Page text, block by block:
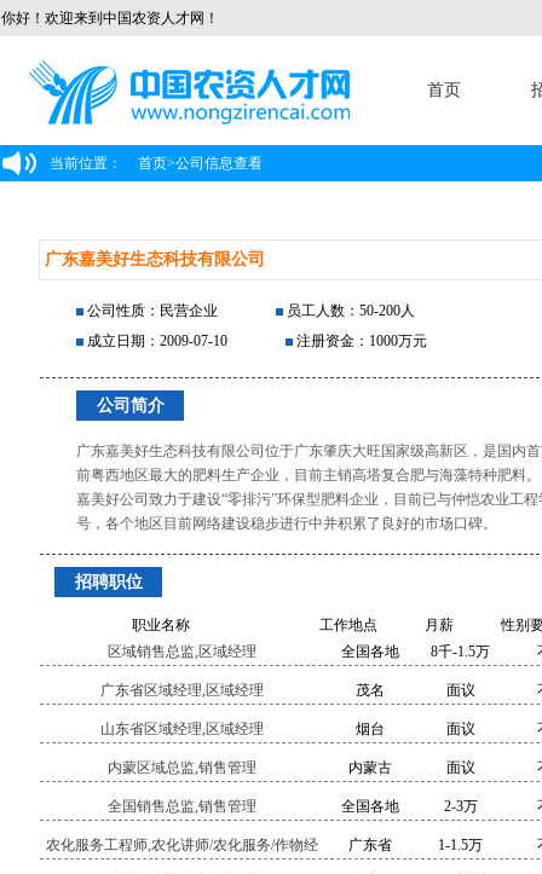
你好！欢迎来到中国农资人才网！
首页
当前位置： 首页>公司信息查看
广东嘉美好生态科技有限公司
公司性质：民营企业
员工人数：50-200人
成立日期：2009-07-10
注册资金：1000万元
公司简介
广东嘉美好生态科技有限公司位于广东肇庆大旺国家级高新区，是国内
前粤西地区最大的肥料生产企业，目前主销高塔复合肥与海藻特种肥料。
嘉美好公司致力于建设“零排污”环保型肥料企业，目前已与仲恺农业工
号，各个地区目前网络建设稳步进行中并积累了良好的市场口碑。
招聘职位
职业名称 工作地点 月薪
性别
区域销售总监,区域经理
全国各地 8千-1.5万
广东省区域经理,区域经理 茂名 面议
山东省区域经理,区域经理 烟台 面议
内蒙区域总监,销售管理 内蒙古 面议
全国销售总监,销售管理 全国各地 2-3万
农化服务工程师,农化讲师/农化服务/作物经
广东省 1-1.5万